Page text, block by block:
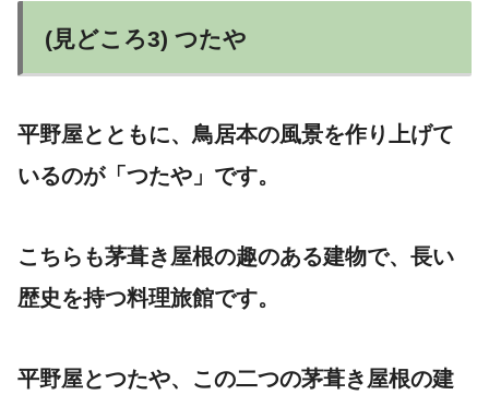
(見どころ3) つたや
平野屋とともに、鳥居本の風景を作り上げて
いるのが「つたや」です。
こちらも茅葺き屋根の趣のある建物で、長い
歴史を持つ料理旅館です。
平野屋とつたや、この二つの茅葺き屋根の建